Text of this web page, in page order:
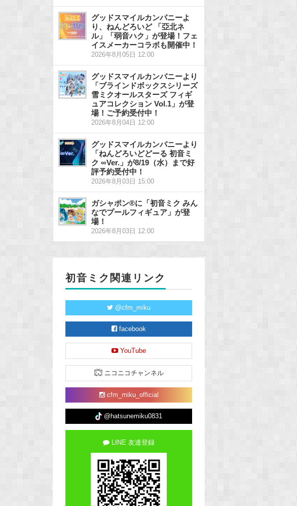
グッドスマイルカンパニーよ
り、ねんどろいど 「亞北ネ
ル」「弱音ハク」が登場！フェ
イスメーカーコラボも開催中！
2026年8月05日 12:00
グッドスマイルカンパニーより
「ブラインドボックスシリーズ
雪ミクオールスターズ フィギ
ュアコレクション Vol.1」が登
場！ご予約受付中！
2026年8月04日 12:00
グッドスマイルカンパニーより
「ねんどろいどどーる 初音ミ
ク ∞Ver.」が8/19（水）まで好
評予約受付中！
2026年8月03日 15:00
ガシャポン®に「初音ミク みん
なでプールフィギュア」が登
場！
2026年8月03日 12:00
初音ミク関連リンク
@cfm_miku
facebook
YouTube
ニコニコチャンネル
cfm_miku_official
@hatsunemiku0831
LINE 友達登録